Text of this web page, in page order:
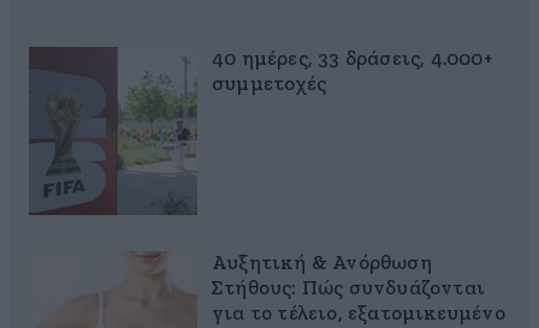
40 ημέρες, 33 δράσεις, 4.000+
συμμετοχές
Αυξητική & Ανόρθωση
Στήθους: Πώς συνδυάζονται
για το τέλειο, εξατομικευμένο